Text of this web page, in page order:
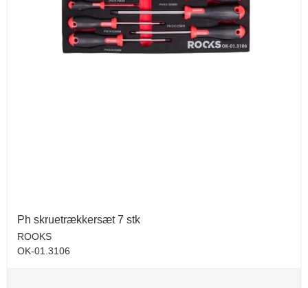
Ph skruetrækkersæt 7 stk
ROOKS
OK-01.3106